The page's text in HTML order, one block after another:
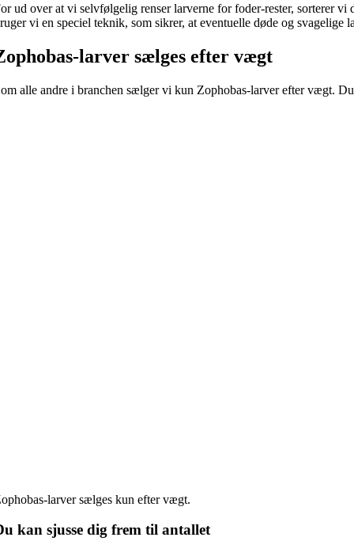
ud over at vi selvfølgelig renser larverne for foder-rester, sorterer
vi en speciel teknik, som sikrer, at eventuelle døde og svagelige
larver sælges efter vægt
alle andre i branchen sælger vi kun Zophobas-larver efter vægt.
larver sælges kun efter vægt.
kan sjusse dig frem til antallet